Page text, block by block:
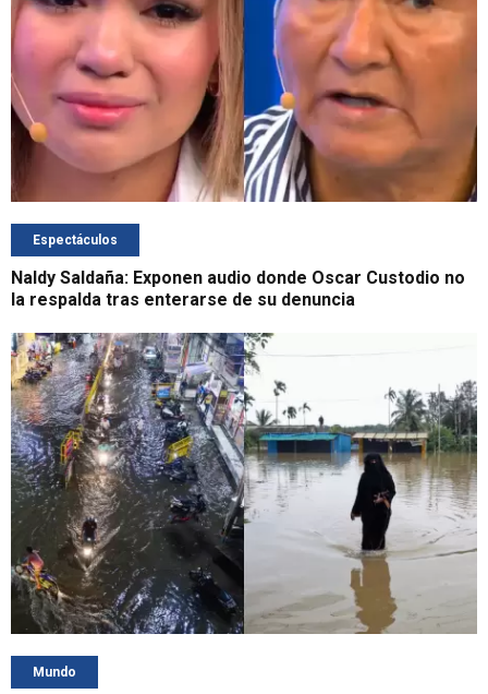
Espectáculos
Naldy Saldaña: Exponen audio donde Oscar Custodio no
la respalda tras enterarse de su denuncia
Mundo